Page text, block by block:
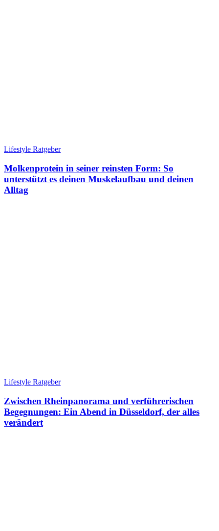
Lifestyle Ratgeber
Molkenprotein in seiner reinsten Form: So
unterstützt es deinen Muskelaufbau und deinen
Alltag
Lifestyle Ratgeber
Zwischen Rheinpanorama und verführerischen
Begegnungen: Ein Abend in Düsseldorf, der alles
verändert